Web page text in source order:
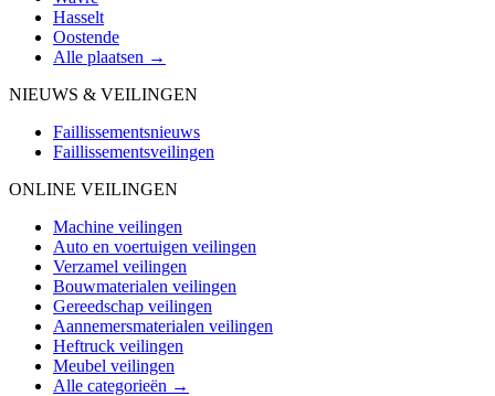
Hasselt
Oostende
Alle plaatsen →
NIEUWS & VEILINGEN
Faillissementsnieuws
Faillissementsveilingen
ONLINE VEILINGEN
Machine veilingen
Auto en voertuigen veilingen
Verzamel veilingen
Bouwmaterialen veilingen
Gereedschap veilingen
Aannemersmaterialen veilingen
Heftruck veilingen
Meubel veilingen
Alle categorieën →